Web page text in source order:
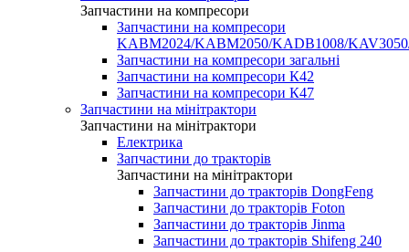
Запчастини на компресори
Запчастини на компресори
KABM2024/KABM2050/KADB1008/
Запчастини на компресори загальні
Запчастини на компресори К42
Запчастини на компресори К47
Запчастини на мінітрактори
Запчастини на мінітрактори
Електрика
Запчастини до тракторів
Запчастини на мінітрактори
Запчастини до тракторів DongFeng
Запчастини до тракторів Foton
Запчастини до тракторів Jinma
Запчастини до тракторів Shifeng 240